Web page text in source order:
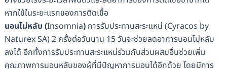
หากใช้ในระยะแรกของการติดเชื้อ
นอนไม่หลับ (Insomnia) การรับประทานสะระแหน่ (Cyracos by
Naturex SA) 2 ครั้งต่อวันนาน 15 วันจะช่วยลดอาการนอนไม่หลับ
ลงได้ อีกทั้งการรับประทานสะระแหน่ร่วมกับส่วนผสมอื่นช่วยเพิ่ม
คุณภาพการนอนหลับของผู้ที่มีปัญหาการนอนได้อีกด้วย โดยมีการ